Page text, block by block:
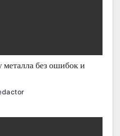
металла без ошибок и